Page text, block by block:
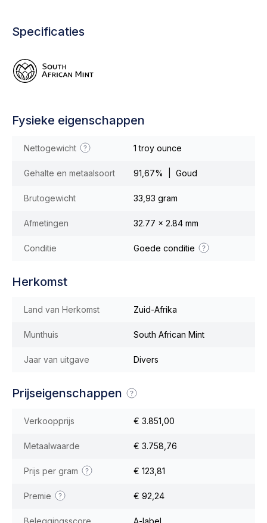
Specificaties
Fysieke eigenschappen
Nettogewicht 1 troy ounce
Gehalte en metaalsoort 91,67% | Goud
Brutogewicht 33,93 gram
Afmetingen 32.77 x 2.84 mm
Conditie Goede conditie
Herkomst
Land van Herkomst Zuid-Afrika
Munthuis South African Mint
Jaar van uitgave Divers
Prijseigenschappen
Verkoopprijs € 3.851,00
Metaalwaarde € 3.758,76
Prijs per gram € 123,81
Premie € 92,24
Beleggingsscore A-label